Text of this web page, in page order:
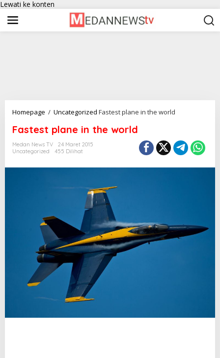
Lewati ke konten
Homepage / Uncategorized Fastest plane in the world
Fastest plane in the world
Medan News TV
24 Maret 2015
Uncategorized
455 Dilihat